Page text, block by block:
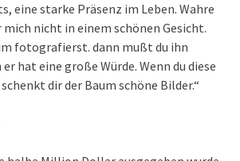
eine starke Präsenz im Leben. Wahre
nicht in einem schönen Gesicht.
fotografierst. dann mußt du ihn
hat eine große Würde. Wenn du diese
dir der Baum schöne Bilder.“